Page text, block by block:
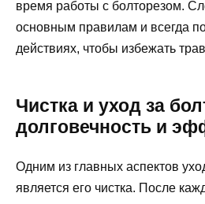
время работы с болторезом.
основным правилам и всегда
действиях, чтобы избежать
Чистка и уход за
долговечность и
Одним из главных аспектов
является его чистка. После